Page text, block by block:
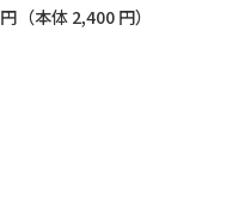
円 （本体 2,400 円）